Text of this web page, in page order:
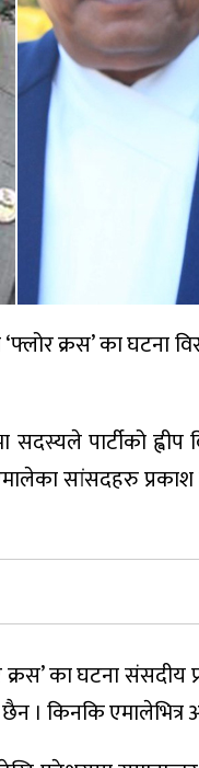
क्रस’ का घटना
पार्टीको ह्वीप
सांसदहरु प्रकाश
का घटना
। किनकि एमालेभित्र